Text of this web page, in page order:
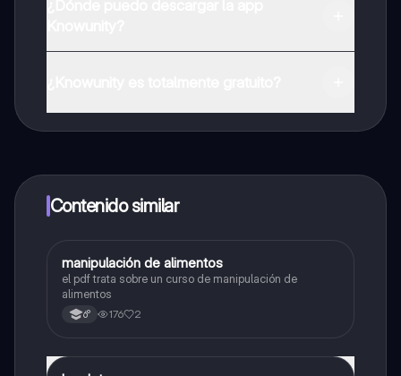
a determinadas funciones.
Contenido similar
Otros
manipulación de alimentos
el pdf trata sobre un curso de manipulación de
alimentos
6° 176 2